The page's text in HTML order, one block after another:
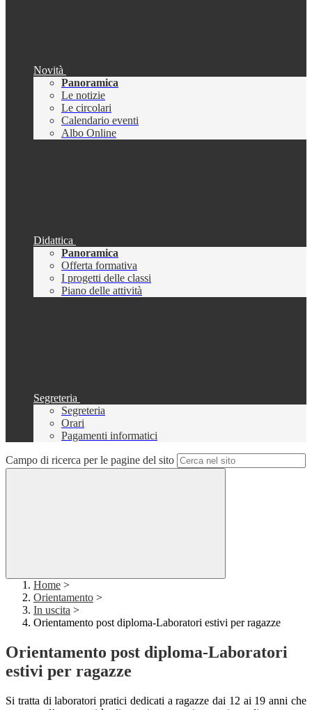
Novità
Panoramica
Le notizie
Le circolari
Calendario eventi
Albo Online
Didattica
Panoramica
Offerta formativa
I progetti delle classi
Piano delle attività
Segreteria
Segreteria
Orari
Pagamenti informatici
Campo di ricerca per le pagine del sito
Home >
Orientamento >
In uscita >
Orientamento post diploma-Laboratori estivi per ragazze
Orientamento post diploma-Laboratori
estivi per ragazze
Si tratta di laboratori pratici dedicati a ragazze dai 12 ai 19 anni che